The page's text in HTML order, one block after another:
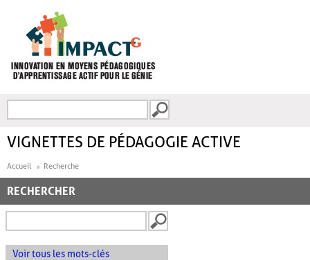
FORMULAIRE DE
VIGNETTES DE PÉDAGOGIE ACTIVE
Accueil Recherche
RECHERCHER
Voir tous les mots-clés